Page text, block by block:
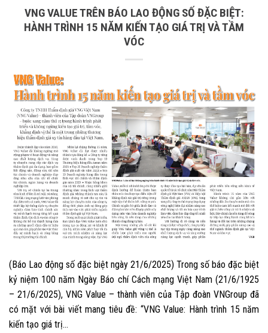
VNG VALUE TRÊN BÁO LAO ĐỘNG SỐ ĐẶC BIỆT:
HÀNH TRÌNH 15 NĂM KIẾN TẠO GIÁ TRỊ VÀ TẦM
VÓC
(Báo Lao động số đặc biệt ngày 21/6/2025) Trong số báo đặc biệt
kỷ niệm 100 năm Ngày Báo chí Cách mạng Việt Nam (21/6/1925
– 21/6/2025), VNG Value – thành viên của Tập đoàn VNGroup đã
có mặt với bài viết mang tiêu đề: “VNG Value: Hành trình 15 năm
kiến tạo giá trị…